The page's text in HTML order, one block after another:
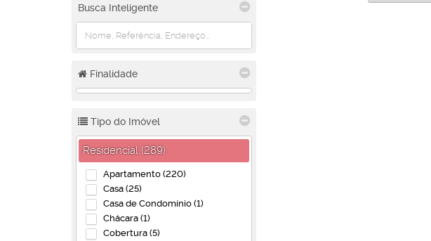
Busca Inteligente
Finalidade
Tipo do Imóvel
Residencial (289)
Apartamento (220)
Casa (25)
Casa de Condomínio (1)
Chácara (1)
Cobertura (5)